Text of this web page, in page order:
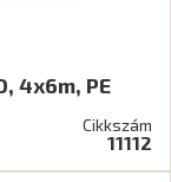
4x6m, PE
Cikkszám
11112